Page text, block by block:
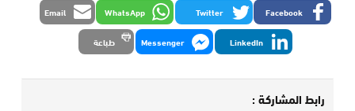
Facebook
Twitter
WhatsApp
Email
LinkedIn
Messenger طباعة
رابط المشاركة :